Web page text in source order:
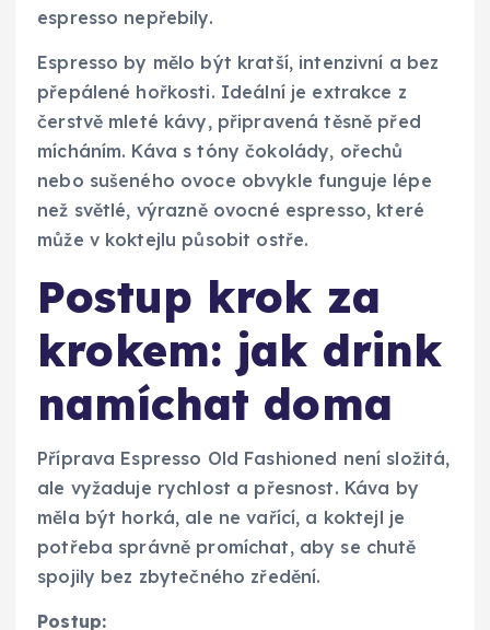
espresso nepřebily.
Espresso by mělo být kratší, intenzivní a bez
přepálené hořkosti. Ideální je extrakce z
čerstvě mleté kávy, připravená těsně před
mícháním. Káva s tóny čokolády, ořechů
nebo sušeného ovoce obvykle funguje lépe
než světlé, výrazně ovocné espresso, které
může v koktejlu působit ostře.
Postup krok za
krokem: jak drink
namíchat doma
Příprava Espresso Old Fashioned není složitá,
ale vyžaduje rychlost a přesnost. Káva by
měla být horká, ale ne vařící, a koktejl je
potřeba správně promíchat, aby se chutě
spojily bez zbytečného zředění.
Postup: